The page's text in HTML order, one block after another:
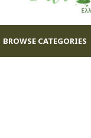
BROWSE CATEGORIES